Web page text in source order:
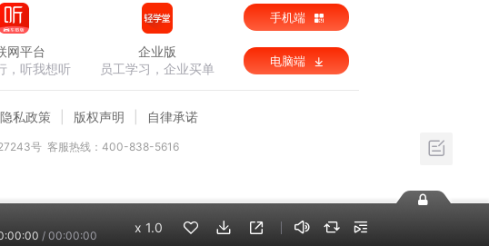
/ 00:00:00
x 1.0
网平台
，听我想听
企业版
员工学习，企业买单
手机端
电脑端
隐私政策 版权声明 自律承诺
号 客服热线：400-838-5616